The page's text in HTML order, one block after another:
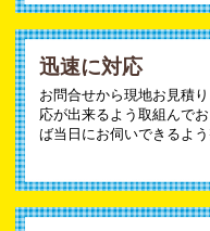
迅速に対応
お問合せから現地お見積
応が出来るよう取組んで
ば当日にお伺いできるよう